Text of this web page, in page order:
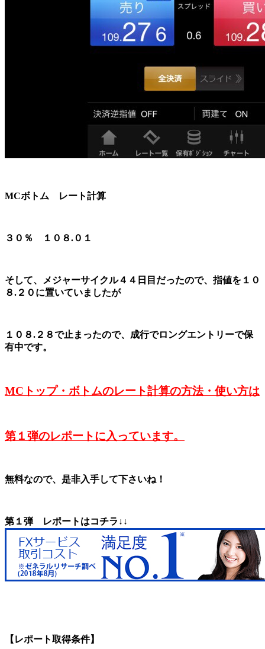
MCボトム レート計算
３０％ １０８.０１
そして、メジャーサイクル４４日目だったので、指値を１０
８.２０に置いていましたが
１０８.２８で止まったので、成行でロングエントリーで保
有中です。
MCトップ・ボトムのレート計算の方法・使い方は
第１弾のレポートに入っています。
無料なので、是非入手して下さいね！
第１弾 レポートはコチラ↓↓
【レポート取得条件】